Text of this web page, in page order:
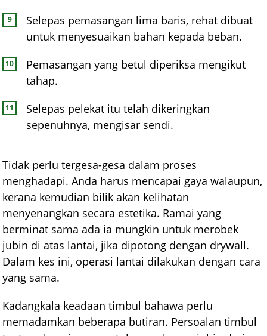
Selepas pemasangan lima baris, rehat dibuat
untuk menyesuaikan bahan kepada beban.
Pemasangan yang betul diperiksa mengikut
tahap.
Selepas pelekat itu telah dikeringkan
sepenuhnya, mengisar sendi.
Tidak perlu tergesa-gesa dalam proses
menghadapi. Anda harus mencapai gaya walaupun,
kerana kemudian bilik akan kelihatan
menyenangkan secara estetika. Ramai yang
berminat sama ada ia mungkin untuk merobek
jubin di atas lantai, jika dipotong dengan drywall.
Dalam kes ini, operasi lantai dilakukan dengan cara
yang sama.
Kadangkala keadaan timbul bahawa perlu
memadamkan beberapa butiran. Persoalan timbul